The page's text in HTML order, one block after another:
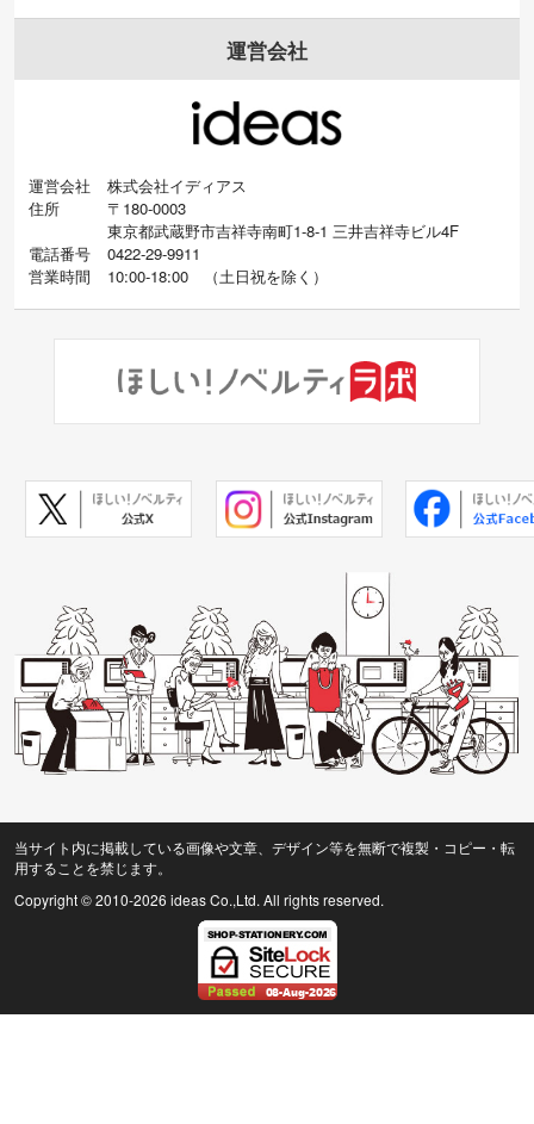
運営会社
運営会社
株式会社イディアス
住所
〒180-0003
東京都武蔵野市吉祥寺南町1-8-1 三井吉祥寺ビル4F
電話番号
0422-29-9911
営業時間
10:00-18:00 （土日祝を除く）
当サイト内に掲載している画像や文章、デザイン等を無断で複製・コピー・転
用することを禁じます。
Copyright © 2010-2026 ideas Co.,Ltd. All rights reserved.